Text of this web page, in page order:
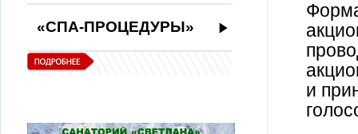
«СПА-ПРОЦЕДУРЫ»
и